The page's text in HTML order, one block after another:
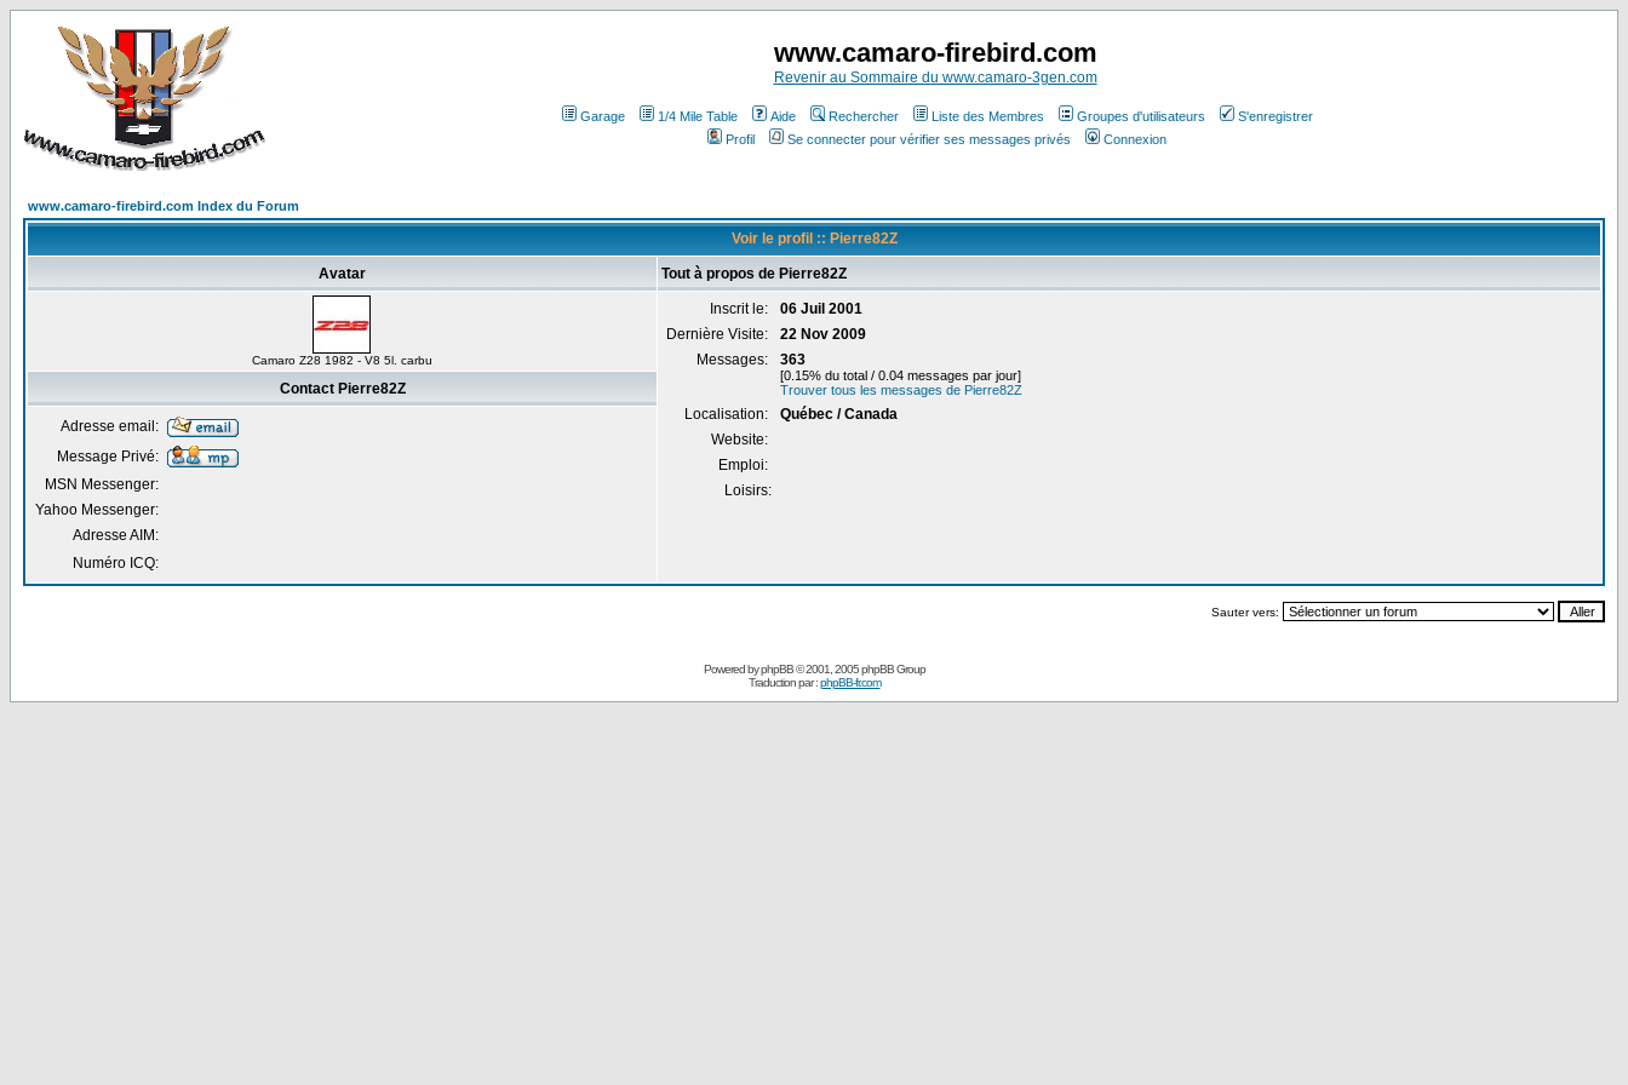
www.camaro-firebird.com
Revenir au Sommaire du www.camaro-3gen.com
Garage 1/4 Mile Table Aide Rechercher Liste des Membres Groupes d'utilisateurs
S'enregistrer
Profil
Se connecter pour vérifier ses messages privés Connexion
www.camaro-firebird.com Index du Forum
Voir le profil :: Pierre82Z
Avatar Tout à propos de Pierre82Z
Camaro Z28 1982 - V8 5l. carbu
Inscrit le:
06 Juil 2001
Dernière Visite:
22 Nov 2009
Messages:
363
[0.15% du total / 0.04 messages par jour]
Trouver tous les messages de Pierre82Z
Localisation:
Québec / Canada
Website:
Emploi:
Loisirs:
Contact Pierre82Z
Adresse email:
Message Privé:
MSN Messenger:
Yahoo Messenger:
Adresse AIM:
Numéro ICQ:
Sauter vers:
Powered byphpBB© 2001, 2005 phpBB Group
Traduction par :phpBB-fr.com